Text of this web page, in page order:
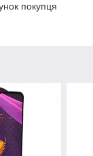
покупця